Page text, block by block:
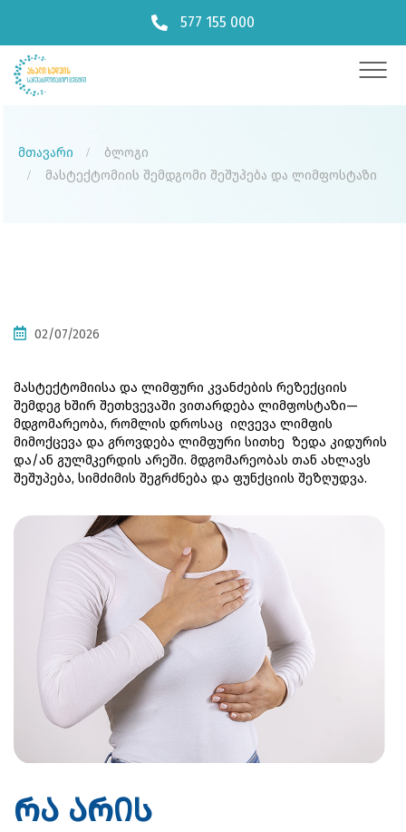
577 155 000
მთავარი
ბლოგი
მასტექტომიის შემდგომი შეშუპება და ლიმფოსტაზი
02/07/2026
მასტექტომიისა და ლიმფური კვანძების რეზექციის
შემდეგ ხშირ შეთხვევაში ვითარდება ლიმფოსტაზი—
მდგომარეობა, რომლის დროსაც  იღვევა ლიმფის
მიმოქცევა და გროვდება ლიმფური სითხე  ზედა კიდურის
და/ან გულმკერდის არეში. მდგომარეობას თან ახლავს
შეშუპება, სიმძიმის შეგრძნება და ფუნქციის შეზღუდვა.
რა არის